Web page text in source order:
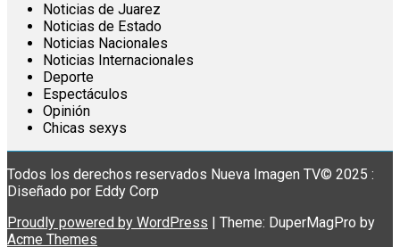
Noticias de Juarez
Noticias de Estado
Noticias Nacionales
Noticias Internacionales
Deporte
Espectáculos
Opinión
Chicas sexys
Todos los derechos reservados Nueva Imagen TV© 2025 :
Diseñado por Eddy Corp
Proudly powered by WordPress
Theme: DuperMagPro by
Acme Themes